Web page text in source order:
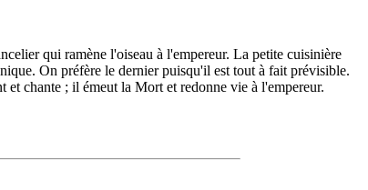
qui ramène l'oiseau à l'empereur. La petite cuisinière
On préfère le dernier puisqu'il est tout à fait prévisible.
chante ; il émeut la Mort et redonne vie à l'empereur.